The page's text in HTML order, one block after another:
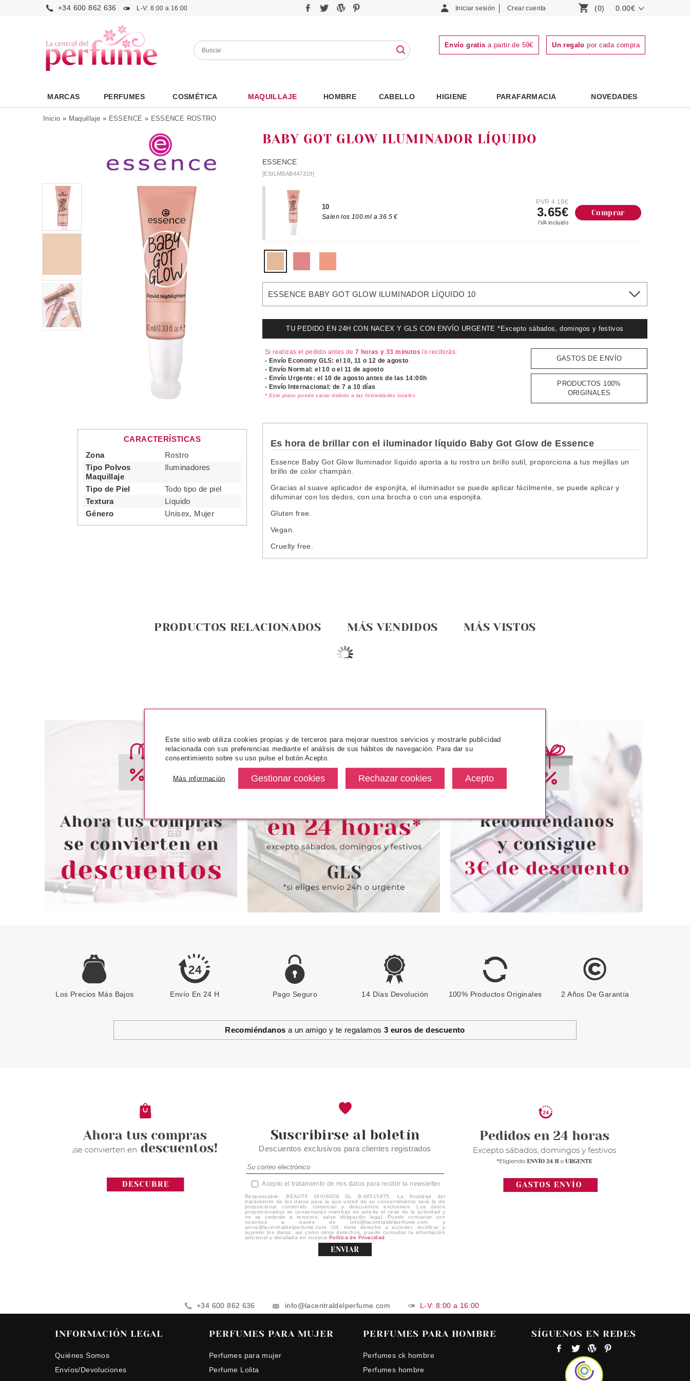
+34 600 862 636 L-V: 8:00 a 16:00 Iniciar sesión Crear cuenta (0) 0.00€
Envío gratis a partir de 59€ Un regalo por cada compra
MARCAS PERFUMES COSMÉTICA MAQUILLAJE HOMBRE CABELLO HIGIENE PARAFARMACIA NOVEDADES
Inicio » Maquillaje » ESSENCE » ESSENCE ROSTRO
CARACTERÍSTICAS
Zona
Rostro
Tipo Polvos
Maquillaje
Iluminadores
Tipo de Piel
Todo tipo de piel
Textura
Líquido
Género
Unisex, Mujer
BABY GOT GLOW ILUMINADOR LÍQUIDO
ESSENCE
[ESILMBAB447319]
10
Salen los 100 ml a 36.5 €
PVR 4.19€
3.65€
IVA incluido
Comprar
ESSENCE BABY GOT GLOW ILUMINADOR LÍQUIDO 10
TU PEDIDO EN 24H CON NACEX Y GLS CON ENVÍO URGENTE *Excepto sábados, domingos y festivos
Si realizas el pedido antes de7 horas y 33 minutos lo recibirás:
- Envío Economy GLS: el10, 11 o 12 de agosto
- Envío Normal: el10 o el 11 de agosto
- Envío Urgente: el 10 de agosto antes de las 14:00h
- Envío Internacional: de 7 a 10 días
* Este plazo puede variar debido a las festividades locales
GASTOS DE ENVÍO
PRODUCTOS 100%
ORIGINALES
Es hora de brillar con el iluminador líquido Baby Got Glow de Essence
Essence Baby Got Glow Iluminador líquido aporta a tu rostro un brillo sutil, proporciona a tus mejillas un
brillo de color champán.
Gracias al suave aplicador de esponjita, el iluminador se puede aplicar fácilmente, se puede aplicar y
difuminar con los dedos, con una brocha o con una esponjita.
Gluten free.
Vegan.
Cruelty free.
PRODUCTOS RELACIONADOS MÁS VENDIDOS MÁS VISTOS
ESSENCE ILUMINADOR
Pvr 4.49€
desde
4.01€
ESSENCE
ESSENCE BABY GOT BLUSH
Pvr 3.79€
-12%
desde
3.35€
ESSENCE
ESSENCE POLVOS
11GR.
Pvr 3.59€
-18%
desde
2.95€
ESSENCE
ESSENCE FIX & LAST SPRAY
Pvr 3.79€
-14%
desde
3.27€
ESSENCE UP POLVOS
COMPACTOS CORRECTORES
DE COLOR
Pvr 4.19€
-15%
desde
ESSENCE
Pvr 4.99€ desde
Los Precios Más Bajos Envío En 24 H Pago Seguro 14 Días Devolución 100% Productos Originales 2 Años De Garantía
Recomiéndanos a un amigo y te regalamos 3 euros de descuento
Suscribirse al boletín
Descuentos exclusivos para clientes registrados
Acepto el tratamiento de mis datos para recibir la newsletter
Responsable: BEAUTY DIVISION SL B-66515875. La finalidad del
tratamiento de los datos para la que usted da su consentimiento será la de
proporcionar contenido comercial y descuentos exclusivos. Los datos
proporcionados se conservarán mientras no solicite el cese de la actividad y
no se cederán a terceros, salvo obligación legal. Puede contactar con
nosotros a través de info@lacentraldelperfume.com y
anna@lacentraldelperfume.com. Ud. tiene derecho a acceder, rectificar y
suprimir los datos, así como otros derechos, puede consultar la información
adicional y detallada en nuestra Política de Privacidad
ENVIAR
+34 600 862 636 info@lacentraldelperfume.com L-V: 8:00 a 16:00
INFORMACIÓN LEGAL
Quiénes Somos
Envíos/Devoluciones
PERFUMES PARA MUJER
Perfumes para mujer
Perfume Lolita
PERFUMES PARA HOMBRE
Perfumes ck hombre
Perfumes hombre
SÍGUENOS EN REDES
Este sitio web utiliza cookies propias y de terceros para mejorar nuestros servicios y mostrarle publicidad
relacionada con sus preferencias mediante el análisis de sus hábitos de navegación. Para dar su
consentimiento sobre su uso pulse el botón Acepto.
Más información